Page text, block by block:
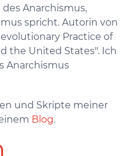
Anarchismus,
spricht. Autorin von
Practice of
the United States". Ich
Anarchismus
und Skripte meiner
Blog.